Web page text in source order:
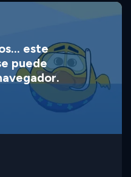
este
puede